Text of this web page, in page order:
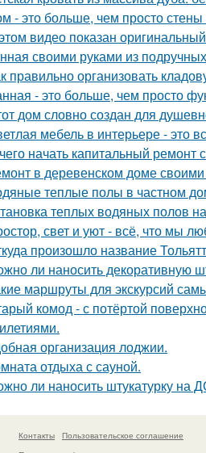
- это больше, чем просто стены
видео показан
своими руками из
правильно организовать
- это больше, чем просто
дом словно создан для
мебель в интерьере - это
начать капитальный ремонт
в деревенском доме
теплые полы в частном
теплых водяных полов
свет и уют - всё, что мы
произошло название
ли наносить декоративную
маршруты для экскурсий
комод - с потёртой
организация лоджии.
отдыха с сауной.
ли наносить штукатурку на
Контакты
Пользовательское соглашение